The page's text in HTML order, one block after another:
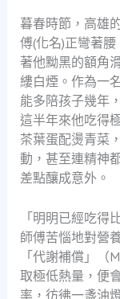
暮春時節，高雄
傅(化名)正彎著
著他黝黑的額角
縷白煙。作為一
能多陪孩子幾年
這半年來他吃得
茶葉蛋配燙青菜
動，甚至連精神
差點釀成意外。
「明明已經吃得
師傅苦惱地對營
「代謝補償」
取極低熱量，便
率，彷彿一盞油